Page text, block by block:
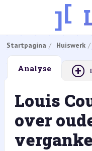
Startpagina Huiswerk
Analyse +
Louis
over